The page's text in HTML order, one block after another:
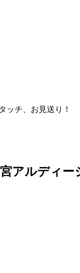
ッチ、お見送り！
アルディー